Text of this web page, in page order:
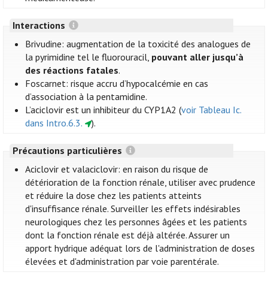
Interactions
Brivudine: augmentation de la toxicité des analogues de
la pyrimidine tel le fluorouracil, pouvant aller jusqu’à
des réactions fatales.
Foscarnet: risque accru d’hypocalcémie en cas
d’association à la pentamidine.
L’aciclovir est un inhibiteur du CYP1A2 (voir Tableau Ic.
dans Intro.6.3.
).
Précautions particulières
Aciclovir et valaciclovir: en raison du risque de
détérioration de la fonction rénale, utiliser avec prudence
et réduire la dose chez les patients atteints
d'insuffisance rénale. Surveiller les effets indésirables
neurologiques chez les personnes âgées et les patients
dont la fonction rénale est déjà altérée. Assurer un
apport hydrique adéquat lors de l'administration de doses
élevées et d'administration par voie parentérale.